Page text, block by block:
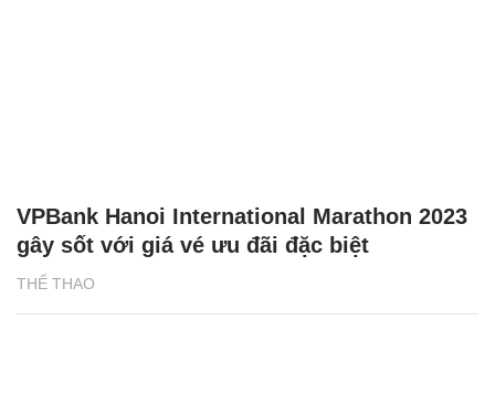
THỂ THAO
VPBank Hanoi International Marathon 2023
gây sốt với giá vé ưu đãi đặc biệt